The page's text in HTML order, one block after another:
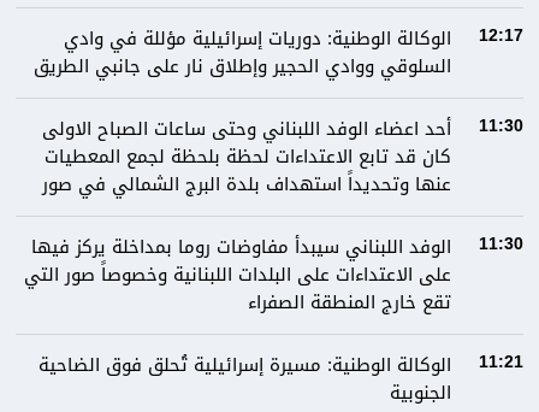
12:17
الوكالة الوطنية: دوريات إسرائيلية مؤللة في وادي
السلوقي ووادي الحجير وإطلاق نار على جانبي الطريق
11:30
أحد اعضاء الوفد اللبناني وحتى ساعات الصباح الاولى
كان قد تابع الاعتداءات لحظة بلحظة لجمع المعطيات
عنها وتحديداً استهداف بلدة البرج الشمالي في صور
11:30
الوفد اللبناني سيبدأ مفاوضات روما بمداخلة يركز فيها
على الاعتداءات على البلدات اللبنانية وخصوصاً صور التي
تقع خارج المنطقة الصفراء
11:21
الوكالة الوطنية: مسيرة إسرائيلية تُحلق فوق الضاحية
الجنوبية